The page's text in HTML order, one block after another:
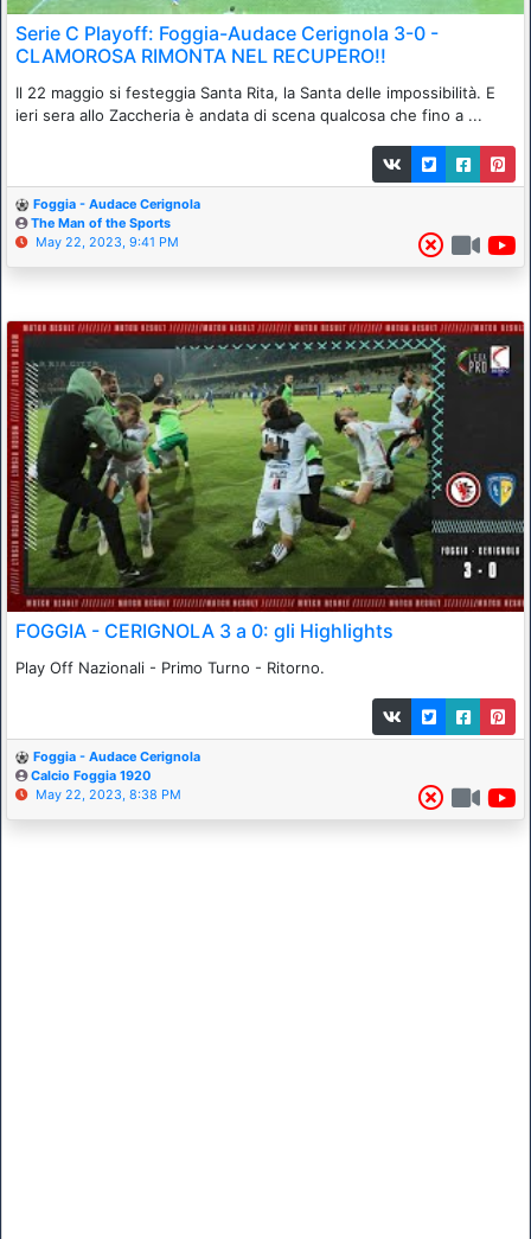
Serie C Playoff: Foggia-Audace Cerignola 3-0 -
CLAMOROSA RIMONTA NEL RECUPERO!!
Il 22 maggio si festeggia Santa Rita, la Santa delle impossibilità. E
ieri sera allo Zaccheria è andata di scena qualcosa che fino a ...
Foggia - Audace Cerignola
The Man of the Sports
May 22, 2023, 9:41 PM
FOGGIA - CERIGNOLA 3 a 0: gli Highlights
Play Off Nazionali - Primo Turno - Ritorno.
Foggia - Audace Cerignola
Calcio Foggia 1920
May 22, 2023, 8:38 PM